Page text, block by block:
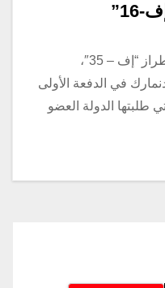
هبطت أربع طائرات مقاتلة من طراز “إف – 35″،
في الدفعة الأولى
طلبتها الدولة العضو